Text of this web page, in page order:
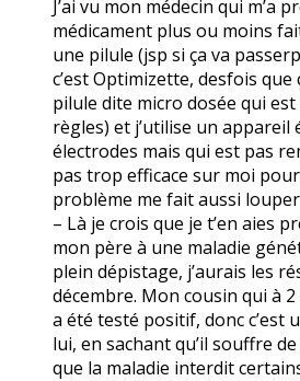
J’ai vu mon médecin qui m’a
médicament plus ou moins
une pilule (jsp si ça va
c’est Optimizette, desfois que
pilule dite micro dosée qui
règles) et j’utilise un appareil
électrodes mais qui est pas
pas trop efficace sur moi pour
problème me fait aussi
– Là je crois que je t’en aies
mon père à une maladie
plein dépistage, j’aurais les
décembre. Mon cousin qui à
a été testé positif, donc c’est
lui, en sachant qu’il souffre
que la maladie interdit